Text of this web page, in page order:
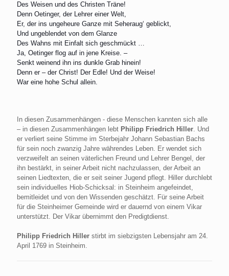
Des Weisen und des Christen Träne!
Denn Oetinger, der Lehrer einer Welt,
Er, der ins ungeheure Ganze mit Seheraug‘ geblickt,
Und ungeblendet von dem Glanze
Des Wahns mit Einfalt sich geschmückt …
Ja, Oetinger flog auf in jene Kreise. –
Senkt weinend ihn ins dunkle Grab hinein!
Denn er – der Christ! Der Edle! Und der Weise!
War eine hohe Schul allein.
In diesen Zusammenhängen - diese Menschen kannten sich alle
– in diesen Zusammenhängen lebt Philipp Friedrich Hiller. Und
er verliert seine Stimme im Sterbejahr Johann Sebastian Bachs
für sein noch zwanzig Jahre währendes Leben. Er wendet sich
verzweifelt an seinen väterlichen Freund und Lehrer Bengel, der
ihn bestärkt, in seiner Arbeit nicht nachzulassen, der Arbeit an
seinen Liedtexten, die er seit seiner Jugend pflegt. Hiller durchlebt
sein individuelles Hiob-Schicksal: in Steinheim angefeindet,
bemitleidet und von den Wissenden geschätzt. Für seine Arbeit
für die Steinheimer Gemeinde wird er dauernd von einem Vikar
unterstützt. Der Vikar übernimmt den Predigtdienst.
Philipp Friedrich Hiller stirbt im siebzigsten Lebensjahr am 24.
April 1769 in Steinheim.